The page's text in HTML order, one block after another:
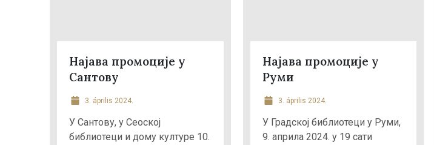
Најава промоције у
Сантову
3. április 2024.
У Сантову, у Сeоској
библиотеци и дому културе 10.
Најава промоције у
Руми
3. április 2024.
У Градској библиотеци у Руми,
9. априла 2024. у 19 сати